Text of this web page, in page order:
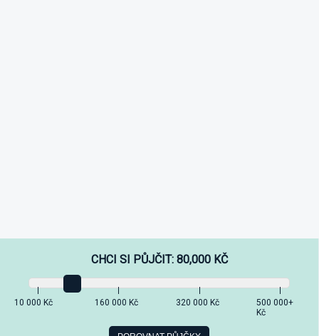
CHCI SI PŮJČIT: 80,000KČ
10 000 Kč 160 000 Kč 320 000 Kč
500 000+
Kč